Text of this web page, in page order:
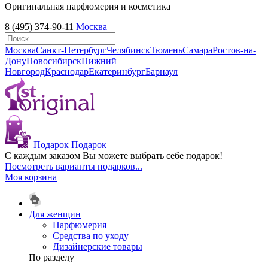
Оригинальная парфюмерия и косметика
8 (495) 374-90-11 Москва
МоскваСанкт-ПетербургЧелябинскТюменьСамараРостов-на-
ДонуНовосибирскНижний
НовгородКраснодарЕкатеринбургБарнаул
Подарок Подарок
С каждым заказом Вы можете выбрать себе подарок!
Посмотреть варианты подарков...
Моя корзина
Для женщин
Парфюмерия
Средства по уходу
Дизайнерские товары
По разделу